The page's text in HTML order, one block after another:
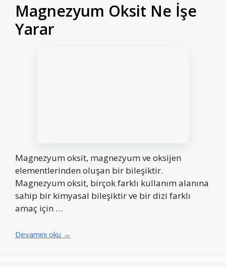
Magnezyum Oksit Ne İşe
Yarar
Magnezyum oksit, magnezyum ve oksijen
elementlerinden oluşan bir bileşiktir.
Magnezyum oksit, birçok farklı kullanım alanına
sahip bir kimyasal bileşiktir ve bir dizi farklı
amaç için …
Devamını oku →